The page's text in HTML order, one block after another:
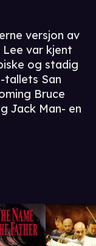
versjon av
Lee var kjent
og stadig
tallets San
Bruce
Jack Man- en